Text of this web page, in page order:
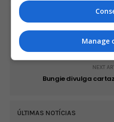
Blizzard anuncia versão
NEXT
Bungie divulga
ÚLTIMAS NOTÍCIAS
Manage